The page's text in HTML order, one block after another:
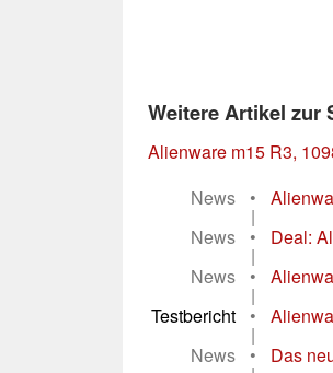
Weitere Artikel zur
Alienware m15 R3,
News
•
|
News
• Deal:
|
News
•
|
Testbericht
•
|
News
• Das